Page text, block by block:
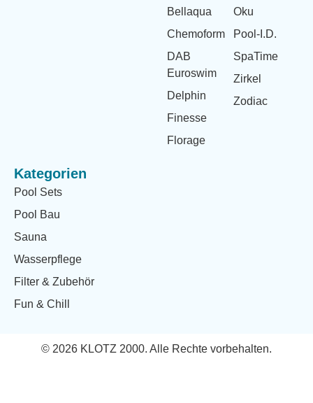
Bellaqua
Chemoform
DAB
Euroswim
Delphin
Finesse
Florage
Oku
Pool-I.D.
SpaTime
Zirkel
Zodiac
Kategorien
Pool Sets
Pool Bau
Sauna
Wasserpflege
Filter & Zubehör
Fun & Chill
© 2026 KLOTZ 2000. Alle Rechte vorbehalten.